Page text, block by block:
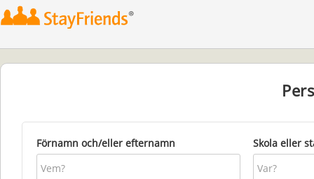
Förnamn och/eller efternamn Skola eller